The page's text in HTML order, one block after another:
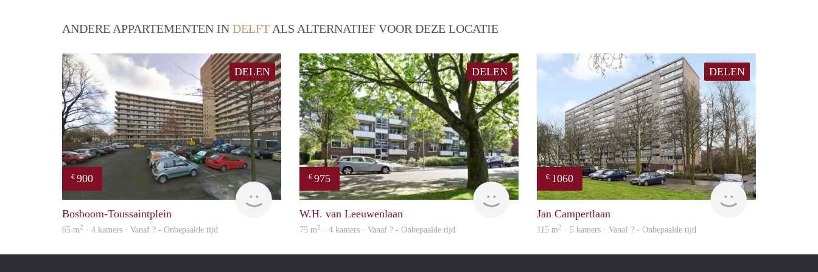
ANDERE APPARTEMENTEN IN DELFT ALS ALTERNATIEF VOOR DEZE LOCATIE
DELEN
€ 900
finder
Bosboom-Toussaintplein
65 m2 · 4 kamers · Vanaf ? - Onbepaalde tijd
DELEN
€ 975
Woning
W.H. van Leeuwenlaan
75 m2 · 4 kamers · Vanaf ? - Onbepaalde tijd
DELEN
€ 1060
Woning
Jan Campertlaan
115 m2 · 5 kamers · Vanaf ? - Onbepaalde tijd